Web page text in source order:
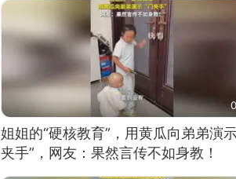
姐姐的“硬核教育”，用黄瓜向弟弟演
夹手”，网友：果然言传不如身教！